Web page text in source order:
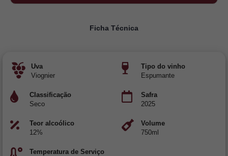
Ficha Técnica
Uva
Viognier
Tipo do vinho
Espumante
Classificação
Seco
Safra
2025
Teor alcoólico
12%
Volume
750ml
Temperatura de Serviço